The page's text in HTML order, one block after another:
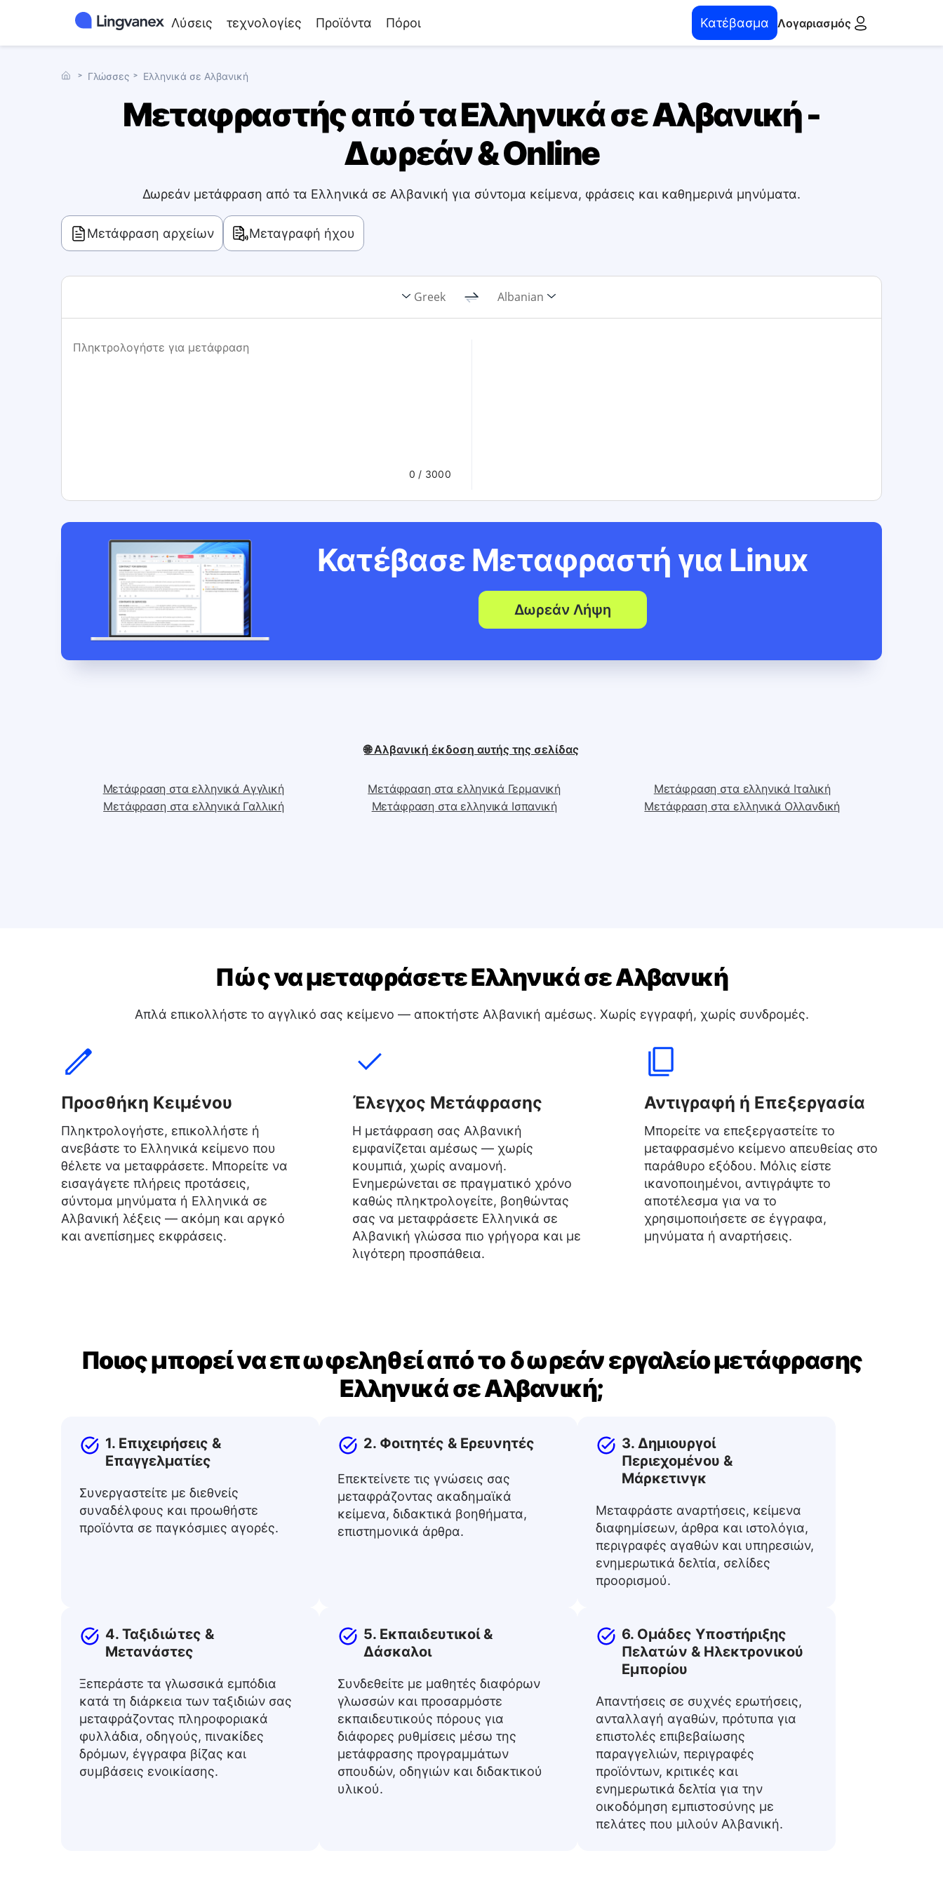
Λύσεις τεχνολογίες Προϊόντα Πόροι Κατέβασμα Λογαριασμός
˃ Γλώσσες ˃ Ελληνικά σε Αλβανική
Μεταφραστής από τα Ελληνικά σε Αλβανική -
Δωρεάν & Online
Δωρεάν μετάφραση από τα Ελληνικά σε Αλβανική για σύντομα κείμενα, φράσεις και καθημερινά μηνύματα.
Μετάφραση αρχείων Μεταγραφή ήχου
Greek Albanian
0 / 3000
Κατέβασε Μεταφραστή για Linux
Δωρεάν Λήψη
🌐 Αλβανική έκδοση αυτής της σελίδας
Μετάφραση στα ελληνικά Αγγλική
Μετάφραση στα ελληνικά Γαλλική
Μετάφραση στα ελληνικά Γερμανική
Μετάφραση στα ελληνικά Ισπανική
Μετάφραση στα ελληνικά Ιταλική
Μετάφραση στα ελληνικά Ολλανδική
Πώς να μεταφράσετε Ελληνικά σε Αλβανική
Απλά επικολλήστε το αγγλικό σας κείμενο — αποκτήστε Αλβανική αμέσως. Χωρίς εγγραφή, χωρίς συνδρομές.
Προσθήκη Κειμένου
Πληκτρολογήστε, επικολλήστε ή
ανεβάστε το Ελληνικά κείμενο που
θέλετε να μεταφράσετε. Μπορείτε να
εισαγάγετε πλήρεις προτάσεις,
σύντομα μηνύματα ή Ελληνικά σε
Αλβανική λέξεις — ακόμη και αργκό
και ανεπίσημες εκφράσεις.
Έλεγχος Μετάφρασης
Η μετάφραση σας Αλβανική
εμφανίζεται αμέσως — χωρίς
κουμπιά, χωρίς αναμονή.
Ενημερώνεται σε πραγματικό χρόνο
καθώς πληκτρολογείτε, βοηθώντας
σας να μεταφράσετε Ελληνικά σε
Αλβανική γλώσσα πιο γρήγορα και με
λιγότερη προσπάθεια.
Αντιγραφή ή Επεξεργασία
Μπορείτε να επεξεργαστείτε το
μεταφρασμένο κείμενο απευθείας στο
παράθυρο εξόδου. Μόλις είστε
ικανοποιημένοι, αντιγράψτε το
αποτέλεσμα για να το
χρησιμοποιήσετε σε έγγραφα,
μηνύματα ή αναρτήσεις.
Ποιος μπορεί να επωφεληθεί από το δωρεάν εργαλείο μετάφρασης
Ελληνικά σε Αλβανική;
1. Επιχειρήσεις &
Επαγγελματίες
Συνεργαστείτε με διεθνείς
συναδέλφους και προωθήστε
προϊόντα σε παγκόσμιες αγορές.
2. Φοιτητές & Ερευνητές
Επεκτείνετε τις γνώσεις σας
μεταφράζοντας ακαδημαϊκά
κείμενα, διδακτικά βοηθήματα,
επιστημονικά άρθρα.
3. Δημιουργοί
Περιεχομένου &
Μάρκετινγκ
Μεταφράστε αναρτήσεις, κείμενα
διαφημίσεων, άρθρα και ιστολόγια,
περιγραφές αγαθών και υπηρεσιών,
ενημερωτικά δελτία, σελίδες
προορισμού.
4. Ταξιδιώτες &
Μετανάστες
Ξεπεράστε τα γλωσσικά εμπόδια
κατά τη διάρκεια των ταξιδιών σας
μεταφράζοντας πληροφοριακά
φυλλάδια, οδηγούς, πινακίδες
δρόμων, έγγραφα βίζας και
συμβάσεις ενοικίασης.
5. Εκπαιδευτικοί &
Δάσκαλοι
Συνδεθείτε με μαθητές διαφόρων
γλωσσών και προσαρμόστε
εκπαιδευτικούς πόρους για
διάφορες ρυθμίσεις μέσω της
μετάφρασης προγραμμάτων
σπουδών, οδηγιών και διδακτικού
υλικού.
6. Ομάδες Υποστήριξης
Πελατών & Ηλεκτρονικού
Εμπορίου
Απαντήσεις σε συχνές ερωτήσεις,
ανταλλαγή αγαθών, πρότυπα για
επιστολές επιβεβαίωσης
παραγγελιών, περιγραφές
προϊόντων, κριτικές και
ενημερωτικά δελτία για την
οικοδόμηση εμπιστοσύνης με
πελάτες που μιλούν Αλβανική.